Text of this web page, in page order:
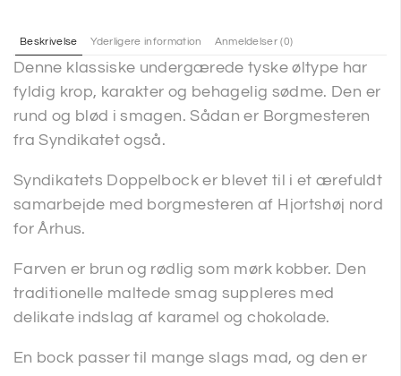
Beskrivelse Yderligere information Anmeldelser (0)
Denne klassiske undergærede tyske øltype har
fyldig krop, karakter og behagelig sødme. Den er
rund og blød i smagen. Sådan er Borgmesteren
fra Syndikatet også.
Syndikatets Doppelbock er blevet til i et ærefuldt
samarbejde med borgmesteren af Hjortshøj nord
for Århus.
Farven er brun og rødlig som mørk kobber. Den
traditionelle maltede smag suppleres med
delikate indslag af karamel og chokolade.
En bock passer til mange slags mad, og den er